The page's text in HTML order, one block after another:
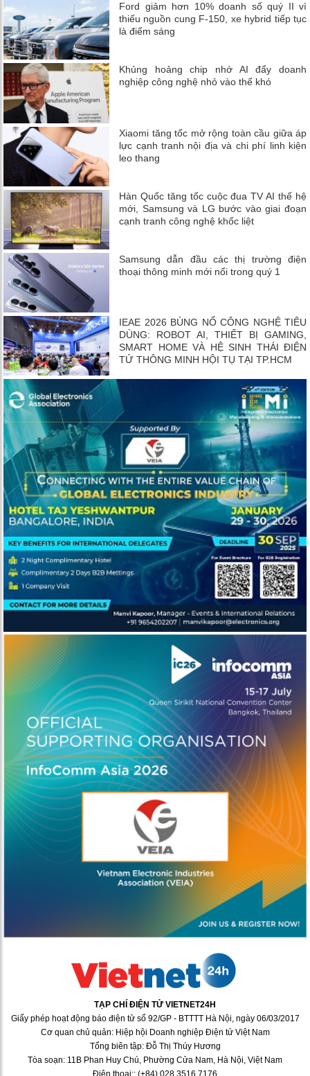
Ford giảm hơn 10% doanh số quý II vì
thiếu nguồn cung F-150, xe hybrid tiếp tục
là điểm sáng
Khủng hoảng chip nhớ AI đẩy doanh
nghiệp công nghệ nhỏ vào thế khó
Xiaomi tăng tốc mở rộng toàn cầu giữa áp
lực cạnh tranh nội địa và chi phí linh kiện
leo thang
Hàn Quốc tăng tốc cuộc đua TV AI thế hệ
mới, Samsung và LG bước vào giai đoạn
cạnh tranh công nghệ khốc liệt
Samsung dẫn đầu các thị trường điện
thoại thông minh mới nổi trong quý 1
IEAE 2026 BÙNG NỔ CÔNG NGHỆ TIÊU
DÙNG: ROBOT AI, THIẾT BỊ GAMING,
SMART HOME VÀ HỆ SINH THÁI ĐIỆN
TỬ THÔNG MINH HỘI TỤ TẠI TP.HCM
TẠP CHÍ ĐIỆN TỬ VIETNET24H
Giấy phép hoạt động báo điện tử số 92/GP - BTTTT Hà Nội, ngày 06/03/2017
Cơ quan chủ quản: Hiệp hội Doanh nghiệp Điện tử Việt Nam
Tổng biên tập: Đỗ Thị Thúy Hương
Tòa soạn: 11B Phan Huy Chú, Phường Cửa Nam, Hà Nội, Việt Nam
Điện thoại:: (+84) 028 3516 7176